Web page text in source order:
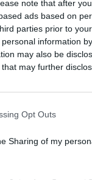
note that after
ads based on
parties prior to
information
may also be
that may further
Opt Outs
Sharing of my
1 de
algunas